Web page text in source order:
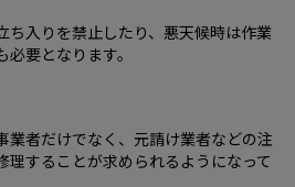
ち入りを禁止したり、悪天候時は作業
要となります。
業者だけでなく、元請け業者などの注
理することが求められるようになって